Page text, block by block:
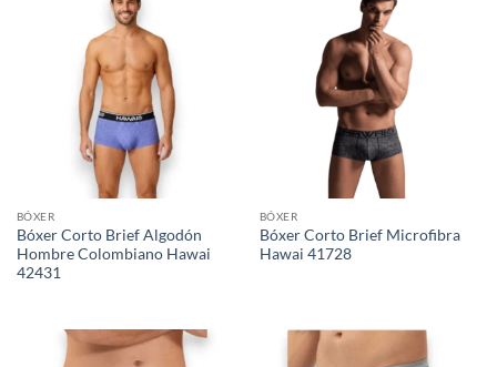
BÓXER
Bóxer Corto Brief Algodón
Hombre Colombiano Hawai
42431
BÓXER
Bóxer Corto Brief Microfibra
Hawai 41728